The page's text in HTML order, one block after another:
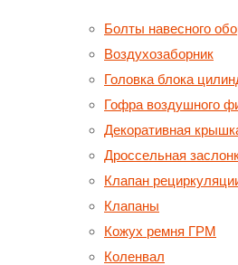
Болты навесного
Воздухозаборник
Головка блока
Гофра воздушного
Декоративная
Дроссельная
Клапан
Клапаны
Кожух ремня ГРМ
Коленвал